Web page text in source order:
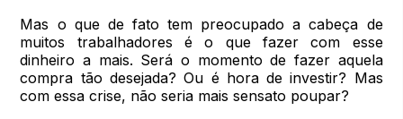
Mas o que de fato tem preocupado a cabeça de
muitos trabalhadores é o que fazer com esse
dinheiro a mais. Será o momento de fazer aquela
compra tão desejada? Ou é hora de investir? Mas
com essa crise, não seria mais sensato poupar?